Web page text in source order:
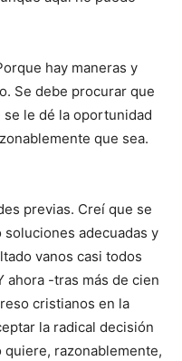
hay maneras y
Se debe procurar que
se le dé la oportunidad
que sea.
previas. Creí que se
adecuadas y
vanos casi todos
ahora -tras más de cien
cristianos en la
la radical decisión
razonablemente,